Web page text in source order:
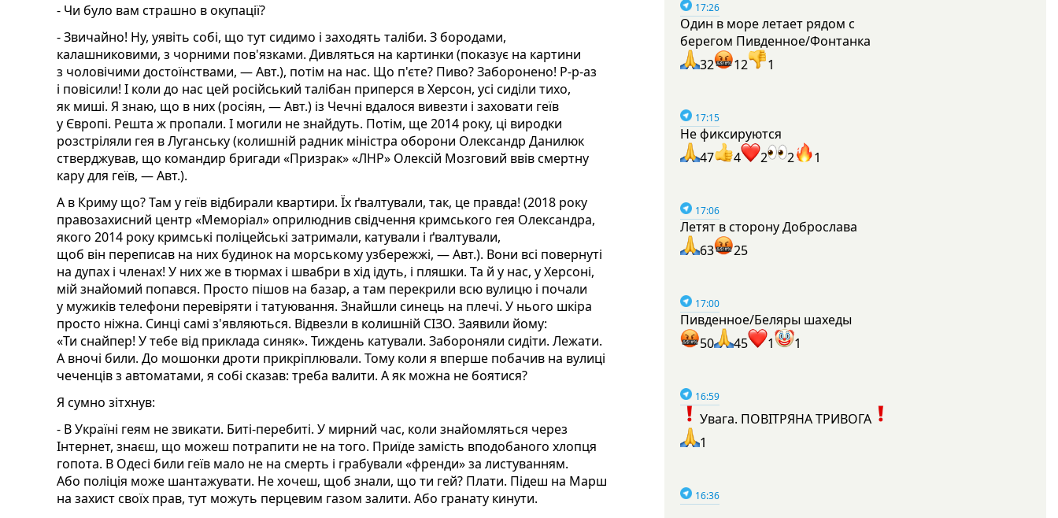
- Чи було вам страшно в окупації?
- Звичайно! Ну, уявіть собі, що тут сидимо і заходять таліби. З бородами,
калашниковими, з чорними пов'язками. Дивляться на картинки (показує на картини
з чоловічими достоїнствами, — Авт.), потім на нас. Що п'єте? Пиво? Заборонено! Р-р-аз
і повісили! І коли до нас цей російський талібан приперся в Херсон, усі сиділи тихо,
як миші. Я знаю, що в них (росіян, — Авт.) із Чечні вдалося вивезти і заховати геїв
у Європі. Решта ж пропали. І могили не знайдуть. Потім, ще 2014 року, ці виродки
розстріляли гея в Луганську (колишній радник міністра оборони Олександр Данилюк
стверджував, що командир бригади «Призрак» «ЛНР» Олексій Мозговий ввів смертну
кару для геїв, — Авт.).
А в Криму що? Там у геїв відбирали квартири. Їх ґвалтували, так, це правда! (2018 року
правозахисний центр «Меморіал» оприлюднив свідчення кримського гея Олександра,
якого 2014 року кримські поліцейські затримали, катували і ґвалтували,
щоб він переписав на них будинок на морському узбережжі, — Авт.). Вони всі повернуті
на дупах і членах! У них же в тюрмах і швабри в хід ідуть, і пляшки. Та й у нас, у Херсоні,
мій знайомий попався. Просто пішов на базар, а там перекрили всю вулицю і почали
у мужиків телефони перевіряти і татуювання. Знайшли синець на плечі. У нього шкіра
просто ніжна. Синці самі з'являються. Відвезли в колишній СІЗО. Заявили йому:
«Ти снайпер! У тебе від приклада синяк». Тиждень катували. Забороняли сидіти. Лежати.
А вночі били. До мошонки дроти прикріплювали. Тому коли я вперше побачив на вулиці
чеченців з автоматами, я собі сказав: треба валити. А як можна не боятися?
Я сумно зітхнув:
- В Україні геям не звикати. Биті-перебиті. У мирний час, коли знайомляться через
Інтернет, знаєш, що можеш потрапити не на того. Приїде замість вподобаного хлопця
гопота. В Одесі били геїв мало не на смерть і грабували «френди» за листуванням.
Або поліція може шантажувати. Не хочеш, щоб знали, що ти гей? Плати. Підеш на Марш
на захист своїх прав, тут можуть перцевим газом залити. Або гранату кинути.
17:26
Один в море летает рядом с
берегом Пивденное/Фонтанка
32
12 1
17:15
Не фиксируются
47
4 2 2 1
17:06
Летят в сторону Доброслава
63
25
17:00
Пивденное/Беляры шахеды
50
45 1 1
16:59
Увага. ПОВІТРЯНА ТРИВОГА
1
16:36